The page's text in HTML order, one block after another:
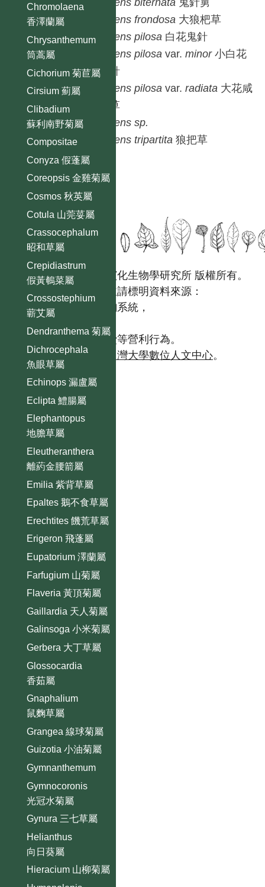
Chromolaena
香澤蘭屬
Chrysanthemum
筒蒿屬
Cichorium 菊苣屬
Cirsium 薊屬
Clibadium
蘇利南野菊屬
Compositae
Conyza 假蓬屬
Coreopsis 金雞菊屬
Cosmos 秋英屬
Cotula 山莞荽屬
Crassocephalum
昭和草屬
Crepidiastrum
假黃鵪菜屬
Crossostephium
蘄艾屬
Dendranthema 菊屬
Dichrocephala
魚眼草屬
Echinops 漏盧屬
Eclipta 鱧腸屬
Elephantopus
地膽草屬
Eleutheranthera
離葯金腰箭屬
Emilia 紫背草屬
Epaltes 鵝不食草屬
Erechtites 饑荒草屬
Erigeron 飛蓬屬
Eupatorium 澤蘭屬
Farfugium 山菊屬
Flaveria 黃頂菊屬
Gaillardia 天人菊屬
Galinsoga 小米菊屬
Gerbera 大丁草屬
Glossocardia
香茹屬
Gnaphalium
鼠麴草屬
Grangea 線球菊屬
Guizotia 小油菊屬
Gymnanthemum
Gymnocoronis
光冠水菊屬
Gynura 三七草屬
Helianthus
向日葵屬
Hieracium 山柳菊屬
Bidens biternata 鬼針舅
Bidens frondosa 大狼杷草
Bidens pilosa 白花鬼針
Bidens pilosavar. minor 小白花
鬼針
Bidens pilosavar. radiata 大花咸
豐草
Bidens sp.
Bidens tripartita 狼把草
國立台灣大學生態學與演化生物學研究所 版權所有。
歡迎引用本網站資料，並請標明資料來源：
【台灣植物資訊整合查詢系統，
https://tai2.ntu.edu.tw。】
且不得有收取資料查詢費等營利行為。
如需商業使用，請聯繫
台灣大學數位人文中心。